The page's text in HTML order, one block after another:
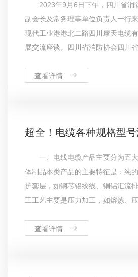
2023年9月6日下午，四川省消
副会长及常务理事单位负责人一行
现代工业港港北二路四川摩天电缆
展交流座谈。四川省消防协会四川
企业、中介组织等单位自愿组成的
查看详情
超全！电缆各种规格型号
一、电线电缆产品主要分为五
体制品本类产品的主要特征是：纯
护套层，如钢芯铝绞线、铜铝汇流
工工艺主要是压力加工，如熔炼、
等。2、电力电缆本类产品主要特征
查看详情